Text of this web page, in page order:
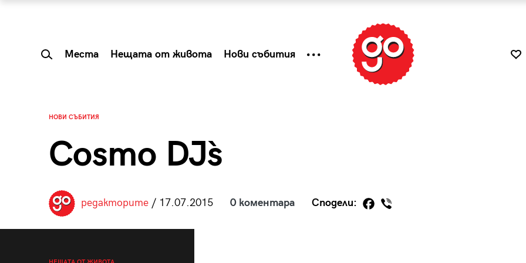
Места Нещата от живота Нови събития
НОВИ СЪБИТИЯ
Cosmo DJ`s
редакторите/ 17.07.2015 0 коментара Сподели: